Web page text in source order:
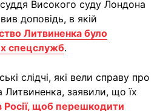
Високого суду Лондона
доповідь, в якій
Литвиненка було
спецслужб.
слідчі, які вели справу про
заявили, що їх
Росії, щоб перешкодити